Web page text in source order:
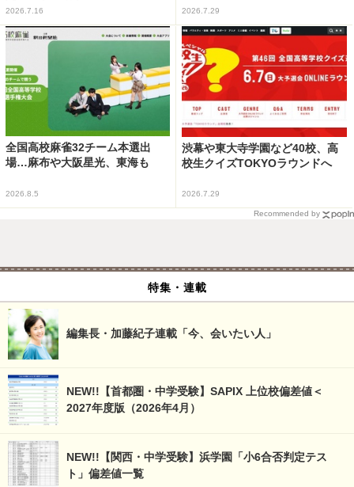
2026.7.16 2026.7.29
全国高校麻雀32チーム本選出
場…麻布や大阪星光、東海も
2026.8.5
渋幕や東大寺学園など40校、高
校生クイズTOKYOラウンドへ
2026.7.29
Recommended by
特集・連載
編集長・加藤紀子連載「今、会いたい人」
NEW!!【首都圏・中学受験】SAPIX 上位校偏差値＜
2027年度版（2026年4月）
NEW!!【関西・中学受験】浜学園「小6合否判定テス
ト」偏差値一覧